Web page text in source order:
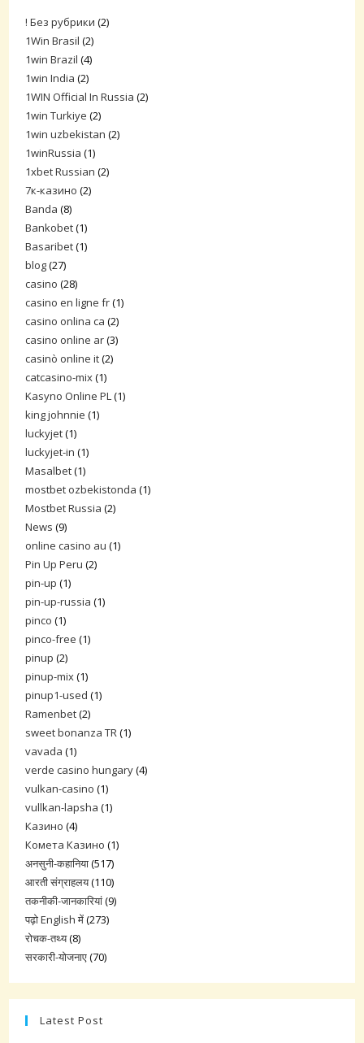
! Без рубрики (2)
1Win Brasil (2)
1win Brazil (4)
1win India (2)
1WIN Official In Russia (2)
1win Turkiye (2)
1win uzbekistan (2)
1winRussia (1)
1xbet Russian (2)
7к-казино (2)
Banda (8)
Bankobet(1)
Basaribet(1)
blog(27)
casino (28)
casino en ligne fr(1)
casino onlina ca (2)
casino online ar(3)
casinò online it(2)
catcasino-mix(1)
Kasyno Online PL(1)
king johnnie (1)
luckyjet(1)
luckyjet-in (1)
Masalbet(1)
mostbet ozbekistonda (1)
Mostbet Russia (2)
News (9)
online casino au (1)
Pin Up Peru (2)
pin-up (1)
pin-up-russia (1)
pinco (1)
pinco-free (1)
pinup (2)
pinup-mix(1)
pinup1-used (1)
Ramenbet(2)
sweet bonanza TR(1)
vavada (1)
verde casino hungary(4)
vulkan-casino (1)
vullkan-lapsha (1)
Казино (4)
Комета Казино (1)
अनसुनी-कहानिया(517)
आरती संग्राहलय(110)
तकनीकी-जानकारियां(9)
पढ़ो English में(273)
रोचक-तथ्य(8)
सरकारी-योजनाए(70)
Latest Post